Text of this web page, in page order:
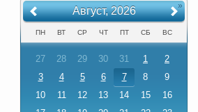
Август, 2026 »
ПН ВТ СР ЧТ ПТ СБ ВС
27 28 29 30 31 1
2
3
4 5 6 7 8
9
10
11 12 13 14 15
16